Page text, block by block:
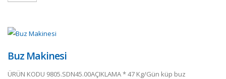
Buz Makinesi
ÜRÜN KODU 9805.SDN45.00AÇIKLAMA * 47 Kg/Gün küp buz